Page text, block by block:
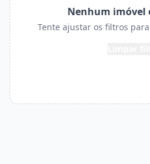
Nenhum imóvel
Tente ajustar os filtros